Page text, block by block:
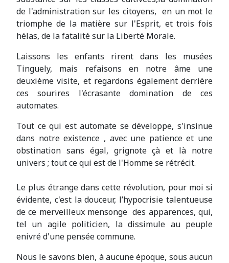
de l'administration sur les citoyens, en un mot le
triomphe de la matière sur l'Esprit, et trois fois
hélas, de la fatalité sur la Liberté Morale.
Laissons les enfants rirent dans les musées
Tinguely, mais refaisons en notre âme une
deuxième visite, et regardons également derrière
ces sourires l'écrasante domination de ces
automates.
Tout ce qui est automate se développe, s'insinue
dans notre existence , avec une patience et une
obstination sans égal, grignote çà et là notre
univers ; tout ce qui est de l'Homme se rétrécit.
Le plus étrange dans cette révolution, pour moi si
évidente, c'est la douceur, l’hypocrisie talentueuse
de ce merveilleux mensonge des apparences, qui,
tel un agile politicien, la dissimule au peuple
enivré d'une pensée commune.
Nous le savons bien, à aucune époque, sous aucun